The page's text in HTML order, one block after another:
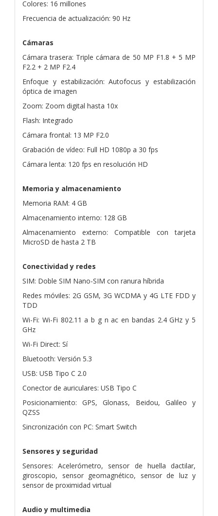
Colores: 16 millones
Frecuencia de actualización: 90 Hz
Cámaras
Cámara trasera: Triple cámara de 50 MP F1.8 + 5 MP
F2.2 + 2 MP F2.4
Enfoque y estabilización: Autofocus y estabilización
óptica de imagen
Zoom: Zoom digital hasta 10x
Flash: Integrado
Cámara frontal: 13 MP F2.0
Grabación de vídeo: Full HD 1080p a 30 fps
Cámara lenta: 120 fps en resolución HD
Memoria y almacenamiento
Memoria RAM: 4 GB
Almacenamiento interno: 128 GB
Almacenamiento externo: Compatible con tarjeta
MicroSD de hasta 2 TB
Conectividad y redes
SIM: Doble SIM Nano-SIM con ranura híbrida
Redes móviles: 2G GSM, 3G WCDMA y 4G LTE FDD y
TDD
Wi-Fi: Wi-Fi 802.11 a b g n ac en bandas 2.4 GHz y 5
GHz
Wi-Fi Direct: Sí
Bluetooth: Versión 5.3
USB: USB Tipo C 2.0
Conector de auriculares: USB Tipo C
Posicionamiento: GPS, Glonass, Beidou, Galileo y
QZSS
Sincronización con PC: Smart Switch
Sensores y seguridad
Sensores: Acelerómetro, sensor de huella dactilar,
giroscopio, sensor geomagnético, sensor de luz y
sensor de proximidad virtual
Audio y multimedia